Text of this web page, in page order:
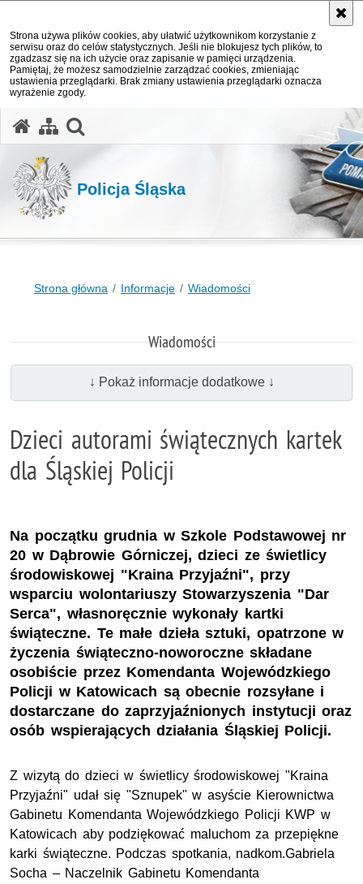
Strona używa plików cookies, aby ułatwić użytkownikom korzystanie z
serwisu oraz do celów statystycznych. Jeśli nie blokujesz tych plików, to
zgadzasz się na ich użycie oraz zapisanie w pamięci urządzenia.
Pamiętaj, że możesz samodzielnie zarządzać cookies, zmieniając
ustawienia przeglądarki. Brak zmiany ustawienia przeglądarki oznacza
wyrażenie zgody.
Policja Śląska
Strona główna Informacje Wiadomości
Wiadomości
↓ Pokaż informacje dodatkowe ↓
Dzieci autorami świątecznych kartek
dla Śląskiej Policji
Na początku grudnia w Szkole Podstawowej nr
20 w Dąbrowie Górniczej, dzieci ze świetlicy
środowiskowej "Kraina Przyjaźni", przy
wsparciu wolontariuszy Stowarzyszenia "Dar
Serca", własnoręcznie wykonały kartki
świąteczne. Te małe dzieła sztuki, opatrzone w
życzenia świąteczno-noworoczne składane
osobiście przez Komendanta Wojewódzkiego
Policji w Katowicach są obecnie rozsyłane i
dostarczane do zaprzyjaźnionych instytucji oraz
osób wspierających działania Śląskiej Policji.
Z wizytą do dzieci w świetlicy środowiskowej "Kraina
Przyjaźni" udał się "Sznupek" w asyście Kierownictwa
Gabinetu Komendanta Wojewódzkiego Policji KWP w
Katowicach aby podziękować maluchom za przepiękne
karki świąteczne. Podczas spotkania, nadkom.Gabriela
Socha – Naczelnik Gabinetu Komendanta